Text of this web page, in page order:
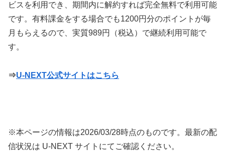
ビスを利用でき、期間内に解約すれば完全無料で利用可能
です。有料課金をする場合でも1200円分のポイントが毎
月もらえるので、実質989円（税込）で継続利用可能で
す。
⇒U-NEXT公式サイトはこちら
※本ページの情報は2026/03/28時点のものです。最新の配
信状況は U-NEXT サイトにてご確認ください。